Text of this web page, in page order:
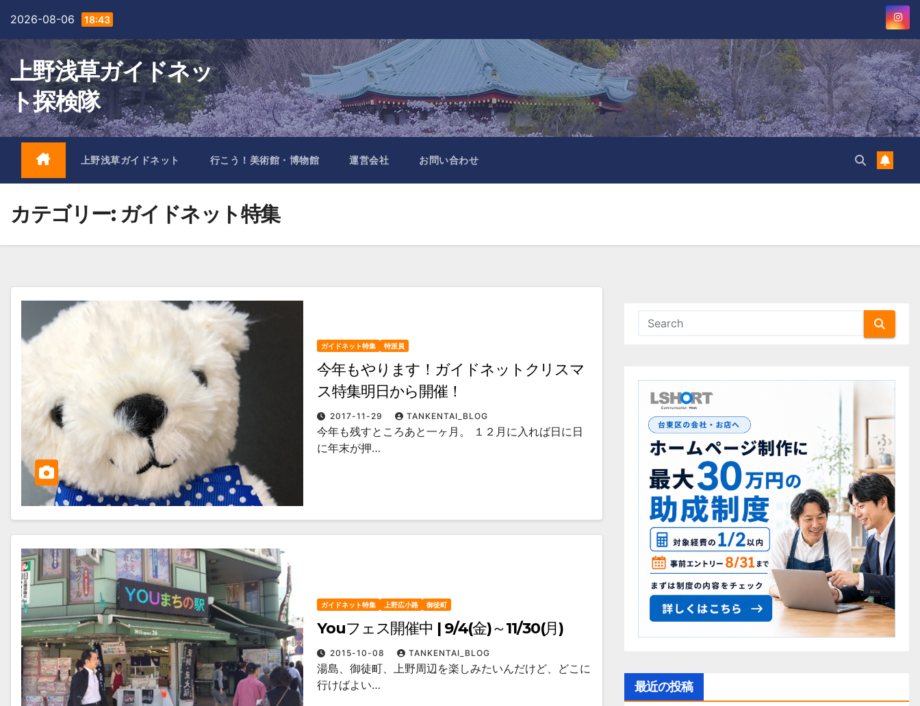
content
2026-08-06 18:43
上野浅草ガイドネッ
ト探検隊
上野浅草ガイドネット 行こう！美術館・博物館 運営会社 お問い合わせ
カテゴリー: ガイドネット特集
ガイドネット特集 特派員
今年もやります！ガイドネットクリスマ
ス特集明日から開催！
2017-11-29 TANKENTAI_BLOG
今年も残すところあと一ヶ月。 １２月に入れば日に日
に年末が押…
ガイドネット特集 上野広小路 御徒町
Youフェス開催中 | 9/4(金)～11/30(月)
2015-10-08 TANKENTAI_BLOG
湯島、御徒町、上野周辺を楽しみたいんだけど、どこに
行けばよい…
最近の投稿